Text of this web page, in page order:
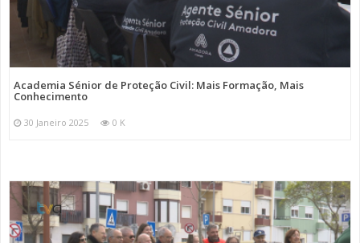
Academia Sénior de Proteção Civil: Mais Formação, Mais
Conhecimento
30 Janeiro 2025 0 K